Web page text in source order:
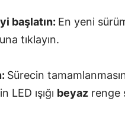
başlatın: En yeni
tıklayın.
Sürecin
ışığı beyaz renge